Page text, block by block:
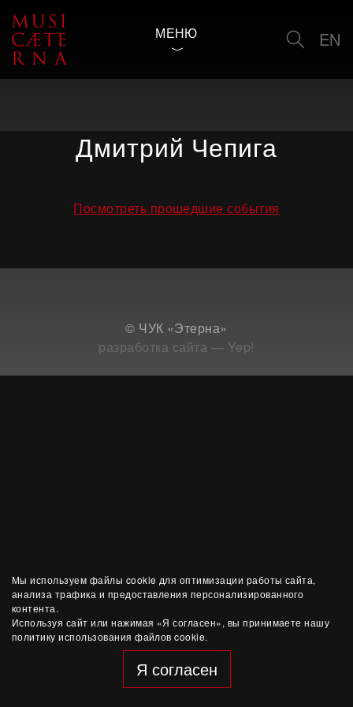
Мы используем файлы cookie для оптимизации работы сайта,
анализа трафика и предоставления персонализированного
контента.
Используя сайт или нажимая «Я согласен», вы принимаете нашу
политику использования файлов cookie.
Я согласен
МЕНЮ EN
Дмитрий Чепига
Посмотреть прошедшие события
© ЧУК «Этерна»
разработка сайта — Yep!